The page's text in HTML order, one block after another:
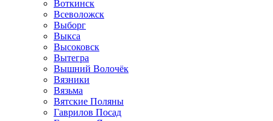
Воткинск
Всеволожск
Выборг
Выкса
Высоковск
Вытегра
Вышний Волочёк
Вязники
Вязьма
Вятские Поляны
Гаврилов Посад